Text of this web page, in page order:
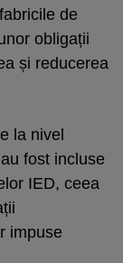
de
obligații
și reducerea
la nivel
fost incluse
IED, ceea
impuse